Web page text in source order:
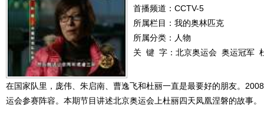
首播频道： CCTV-5
所属栏目： 我的奥林匹克
所属分类：人物
关 键 字： 北京奥运会 奥运冠军
在国家队里，庞伟、朱启南、曹逸飞和杜丽一直是最要好的朋友。
运会参赛阵容。本期节目讲述北京奥运会上杜丽四天凤凰涅磐的故事。